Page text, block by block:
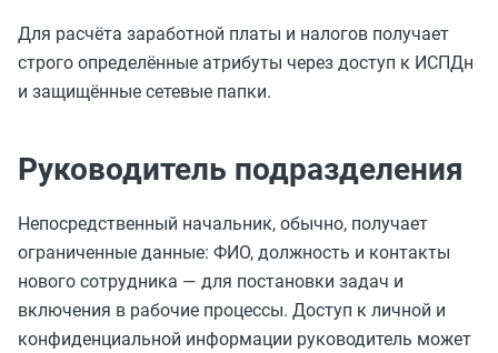
Для расчёта заработной платы и налогов получает
строго определённые атрибуты через доступ к ИСПДн
и защищённые сетевые папки.
Руководитель подразделения
Непосредственный начальник, обычно, получает
ограниченные данные: ФИО, должность и контакты
нового сотрудника — для постановки задач и
включения в рабочие процессы. Доступ к личной и
конфиденциальной информации руководитель может